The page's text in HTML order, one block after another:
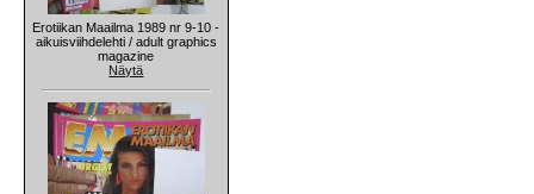
Erotiikan Maailma 1989 nr 9-10 -
aikuisviihdelehti / adult graphics
magazine
Näytä